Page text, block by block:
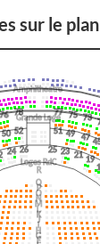
sur le plan